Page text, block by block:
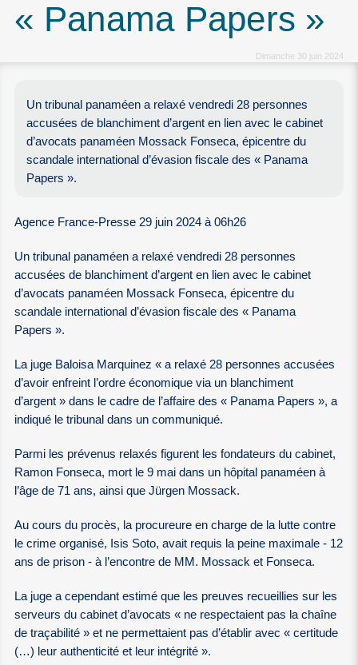
« Panama Papers »
Dimanche 30 juin 2024
Un tribunal panaméen a relaxé vendredi 28 personnes
accusées de blanchiment d’argent en lien avec le cabinet
d’avocats panaméen Mossack Fonseca, épicentre du
scandale international d’évasion fiscale des « Panama
Papers ».
Agence France-Presse 29 juin 2024 à 06h26
Un tribunal panaméen a relaxé vendredi 28 personnes
accusées de blanchiment d’argent en lien avec le cabinet
d’avocats panaméen Mossack Fonseca, épicentre du
scandale international d’évasion fiscale des « Panama
Papers ».
La juge Baloisa Marquinez « a relaxé 28 personnes accusées
d’avoir enfreint l’ordre économique via un blanchiment
d’argent » dans le cadre de l’affaire des « Panama Papers », a
indiqué le tribunal dans un communiqué.
Parmi les prévenus relaxés figurent les fondateurs du cabinet,
Ramon Fonseca, mort le 9 mai dans un hôpital panaméen à
l’âge de 71 ans, ainsi que Jürgen Mossack.
Au cours du procès, la procureure en charge de la lutte contre
le crime organisé, Isis Soto, avait requis la peine maximale - 12
ans de prison - à l’encontre de MM. Mossack et Fonseca.
La juge a cependant estimé que les preuves recueillies sur les
serveurs du cabinet d’avocats « ne respectaient pas la chaîne
de traçabilité » et ne permettaient pas d’établir avec « certitude
(…) leur authenticité et leur intégrité ».